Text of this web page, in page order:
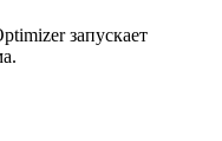
запускает